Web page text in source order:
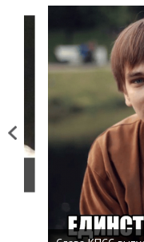
Previous